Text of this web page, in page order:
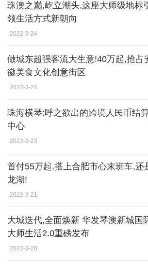
珠澳之巅,屹立潮头,这座大师级地标引
领生活方式新朝向
2022-3-24
做城东超强客流大生意!40万起,抢占
徽美食文化创意街区
2022-3-24
珠海横琴:呼之欲出的跨境人民币结
中心
2022-3-23
首付55万起,搭上合肥市心末班车,还
龙湖!
2022-3-21
大城迭代,全面焕新 华发琴澳新城国
大师生活2.0重磅发布
2022-3-20